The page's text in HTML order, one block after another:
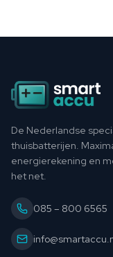
Footer
De Nederlandse
thuisbatterijen.
energierekening en
het net.
085 – 800 6565